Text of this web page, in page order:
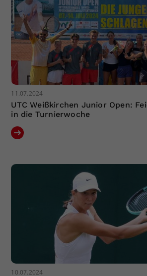
11.07.2024
UTC Weißkirchen Junior Open:
in die Turnierwoche
10.07.2024